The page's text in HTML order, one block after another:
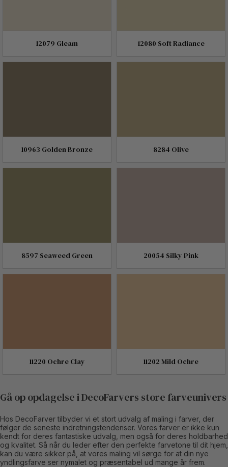
12079 Gleam 12080 Soft Radiance
10963 Golden Bronze 8284 Olive
8597 Seaweed Green 20054 Silky Pink
11220 Ochre Clay 11202 Mild Ochre
Gå op opdagelse i DecoFarvers store farveunivers
Hos DecoFarver tilbyder vi et stort udvalg af maling i farver, der
følger de seneste indretningstendenser. Vores farver er ikke kun
kendt for deres fantastiske udvalg, men også for deres holdbarhed
og kvalitet. Så når du leder efter den perfekte farvetone til dit hjem,
kan du være sikker på, at vores maling vil sørge for at din nye
yndlingsfarve ser nymalet og præsentabel ud mange år frem.